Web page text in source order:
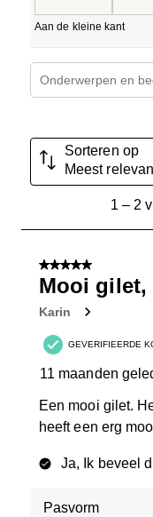
Aan de kleine kant
Onderwerpen en
Sorteren op
Meest
van
Beoordelingen.
1 – 2
5 van 5 sterren.
Mooi gilet,
Karin
GEVERIFIEERDE
11 maanden
Een mooi gilet.
heeft een erg
Ja, Ik beveel
Pasvorm